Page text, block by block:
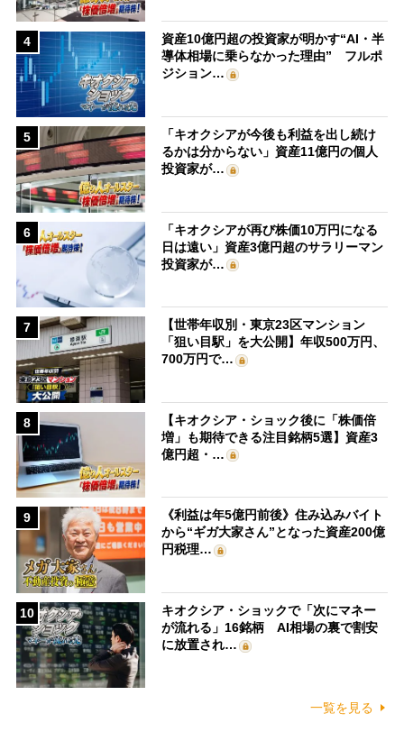
4
資産10億円超の投資家が明かす“AI・半
導体相場に乗らなかった理由” フルポ
ジション…
5
「キオクシアが今後も利益を出し続け
るかは分からない」資産11億円の個人
投資家が…
6
「キオクシアが再び株価10万円になる
日は遠い」資産3億円超のサラリーマン
投資家が…
7
【世帯年収別・東京23区マンション
「狙い目駅」を大公開】年収500万円、
700万円で…
8
【キオクシア・ショック後に「株価倍
増」も期待できる注目銘柄5選】資産3
億円超・…
9
《利益は年5億円前後》住み込みバイト
から“ギガ大家さん”となった資産200億
円税理…
10
キオクシア・ショックで「次にマネー
が流れる」16銘柄 AI相場の裏で割安
に放置され…
一覧を見る